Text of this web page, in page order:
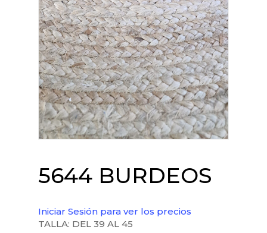
5644 BURDEOS
Iniciar Sesión para ver los precios
TALLA: DEL 39 AL 45